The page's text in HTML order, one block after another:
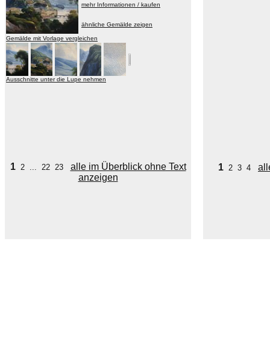
mehr Informationen / kaufen
ähnliche Gemälde zeigen
Gemälde mit Vorlage vergleichen
Ausschnitte unter die Lupe nehmen
1 2... 22 23
alle im Überblick ohne Text
anzeigen
1 2 3 4